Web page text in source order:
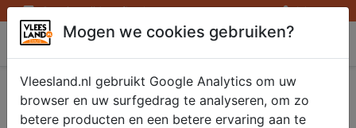
Openingstijden afhaalpunten Inloggen
Vleesland
Gezellig - Gezellig
Mogen we cookies gebruiken?
Vleesland.nl gebruikt Google Analytics om uw
browser en uw surfgedrag te analyseren, om zo
betere producten en een betere ervaring aan te